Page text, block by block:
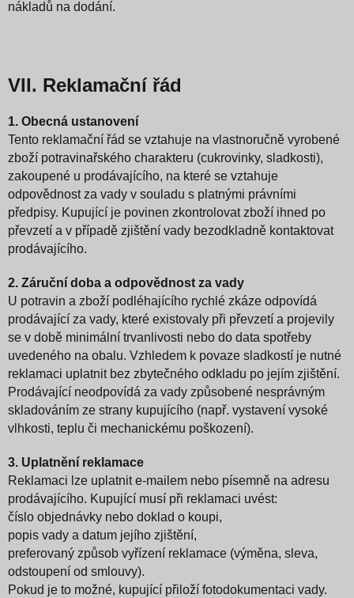
nákladů na dodání.
VII. Reklamační řád
1. Obecná ustanovení
Tento reklamační řád se vztahuje na vlastnoručně vyrobené
zboží potravinařského charakteru (cukrovinky, sladkosti),
zakoupené u prodávajícího, na které se vztahuje
odpovědnost za vady v souladu s platnými právními
předpisy. Kupující je povinen zkontrolovat zboží ihned po
převzetí a v případě zjištění vady bezodkladně kontaktovat
prodávajícího.
2. Záruční doba a odpovědnost za vady
U potravin a zboží podléhajícího rychlé zkáze odpovídá
prodávající za vady, které existovaly při převzetí a projevily
se v době minimální trvanlivosti nebo do data spotřeby
uvedeného na obalu. Vzhledem k povaze sladkostí je nutné
reklamaci uplatnit bez zbytečného odkladu po jejím zjištění.
Prodávající neodpovídá za vady způsobené nesprávným
skladováním ze strany kupujícího (např. vystavení vysoké
vlhkosti, teplu či mechanickému poškození).
3. Uplatnění reklamace
Reklamaci lze uplatnit e-mailem nebo písemně na adresu
prodávajícího. Kupující musí při reklamaci uvést:
číslo objednávky nebo doklad o koupi,
popis vady a datum jejího zjištění,
preferovaný způsob vyřízení reklamace (výměna, sleva,
odstoupení od smlouvy).
Pokud je to možné, kupující přiloží fotodokumentaci vady.